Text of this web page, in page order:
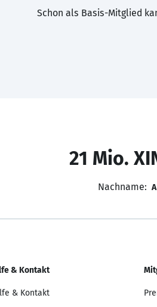
Schon als Basis-Mitglied
21 Mio.
Nachname: A
& Kontakt
& Kontakt